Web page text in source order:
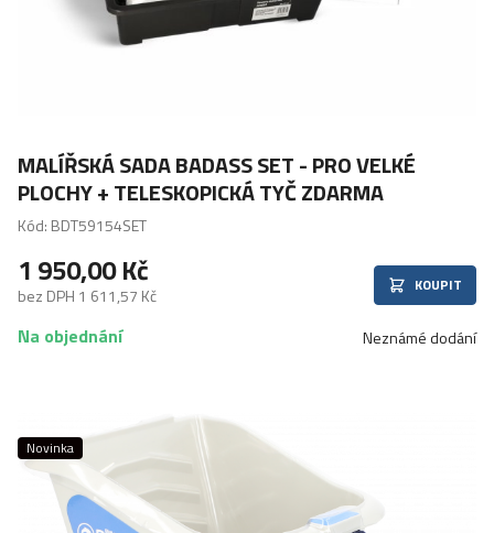
MALÍŘSKÁ SADA BADASS SET - PRO VELKÉ
PLOCHY + TELESKOPICKÁ TYČ ZDARMA
Kód: BDT59154SET
1 950,00 Kč
bez DPH 1 611,57 Kč KOUPIT
Na objednání Neznámé dodání
Novinka